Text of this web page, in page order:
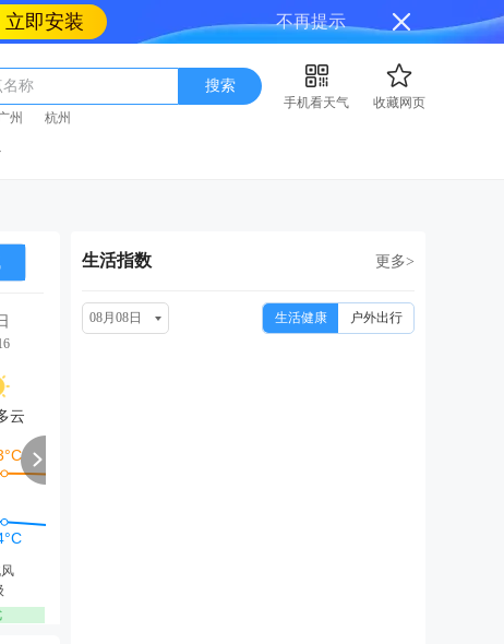
立即安装 不再提示
名称 搜索
手机看天气
收藏网页
州 杭州
云
周一 周三 周四
生活指数 更多>
08月08日 生活健康 户外出行